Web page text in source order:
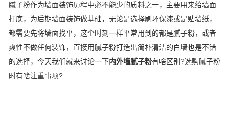
腻子粉作为墙面装饰历程中必不能少的质料之一，主要用来给墙面
打底，为后期墙面装饰做基础，无论是选择刷环保漆或是贴墙纸，
都需要先将墙面找平，这个时刻一样平常用到的都是腻子粉，或者
爽性不做任何装饰，直接用腻子粉打造出简朴清洁的白墙也是不错
的选择，今天我们就来讨论一下内外墙腻子粉有啥区别?选购腻子粉
时有啥注重事项?